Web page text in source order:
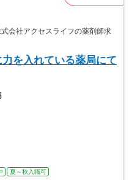
会社アクセスライフの薬剤師求
力を入れている薬局にて
夏～秋入職可